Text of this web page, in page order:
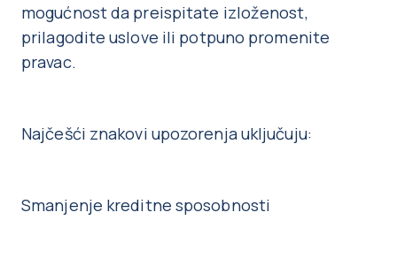
mogućnost da preispitate izloženost,
prilagodite uslove ili potpuno promenite
pravac.
Najčešći znakovi upozorenja uključuju:
Smanjenje kreditne sposobnosti